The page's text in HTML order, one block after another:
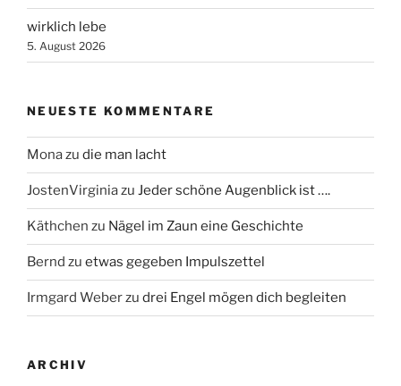
wirklich lebe
5. August 2026
NEUESTE KOMMENTARE
Monazu die man lacht
JostenVirginiazu Jeder schöne Augenblick ist ….
Käthchen zu Nägel im Zaun eine Geschichte
Bernd zu etwas gegeben Impulszettel
Irmgard Weberzu drei Engel mögen dich begleiten
ARCHIV